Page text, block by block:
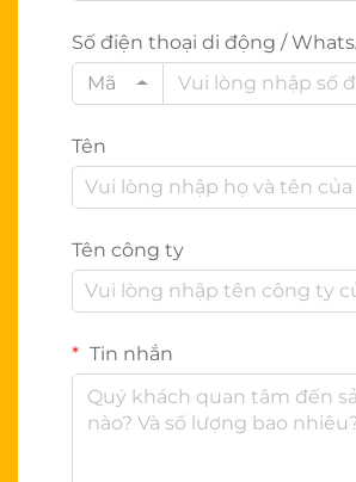
Số điện thoại di động /
Mã
Tên
Tên công ty
Tin nhắn